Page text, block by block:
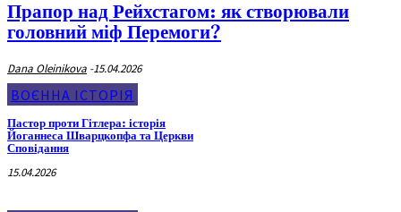
Прапор над Рейхстагом: як створювали
головний міф Перемоги?
Dana Oleinikova -15.04.2026
ВОЄННА ІСТОРІЯ
Пастор проти Гітлера: історія
Йоганнеса Шварцкопфа та Церкви
Сповідання
15.04.2026